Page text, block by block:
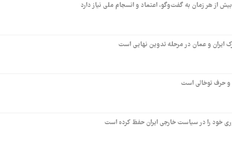
از هر زمان به گفت‌وگو، اعتماد و انسجام ملی نیاز دارد
ایران و عمان در مرحله تدوین نهایی است
حرف توخالی است
خود را در سیاست خارجی ایران حفظ کرده است